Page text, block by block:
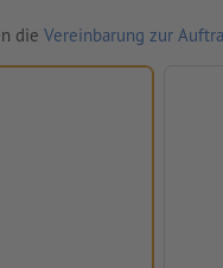
die Vereinbarung zur